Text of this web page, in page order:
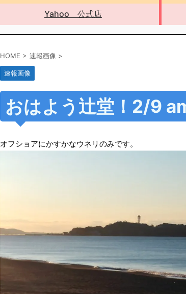
Yahoo 公式店
HOME > 速報画像 >
速報画像
おはよう辻堂！2/9
オフショアにかすかなウネリのみです。